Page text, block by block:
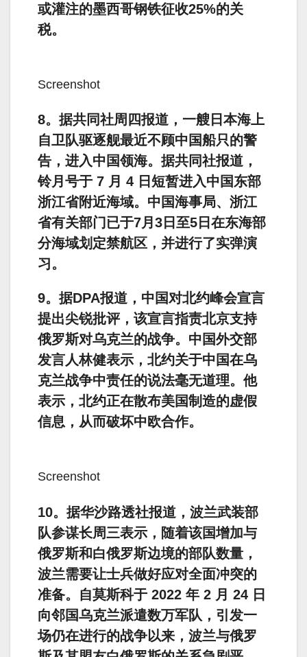
或灌注的墨西哥钢铁征收25%的关
税。
Screenshot
8。据共同社周四报道，一艘日本海上
自卫队驱逐舰最近不顾中国船只的警
告，进入中国领海。据共同社报道，
铃月号于 7 月 4 日短暂进入中国东部
浙江省附近海域。中国海事局、浙江
省有关部门已于7月3日至5日在东海部
分海域划定禁航区，并进行了实弹演
习。
9。据DPA报道，中国对北约峰会宣言
提出尖锐批评，该宣言指责北京支持
俄罗斯对乌克兰的战争。中国外交部
发言人林健表示，北约关于中国在乌
克兰战争中责任的说法毫无道理。他
表示，北约正在散布美国制造的虚假
信息，从而破坏中欧合作。
Screenshot
10。据华沙路透社报道，波兰武装部
队参谋长周三表示，随着该国增加与
俄罗斯和白俄罗斯边境的部队数量，
波兰需要让士兵做好应对全面冲突的
准备。自莫斯科于 2022 年 2 月 24 日
向邻国乌克兰派遣数万军队，引发一
场仍在进行的战争以来，波兰与俄罗